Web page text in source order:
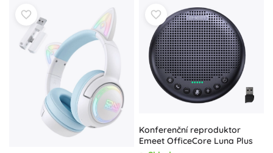
Konferenční reproduktor
Emeet OfficeCore Luna Plus